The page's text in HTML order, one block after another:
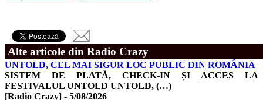
Alte articole din Radio Crazy
UNTOLD, CEL MAI SIGUR LOC PUBLIC DIN ROMÂNIA
SISTEM DE PLATĂ, CHECK-IN ȘI ACCES LA
FESTIVALUL UNTOLD UNTOLD, (…)
[Radio Crazy] - 5/08/2026